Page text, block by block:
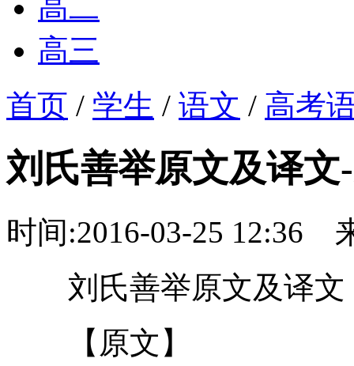
高二
高三
首页 / 学生 / 语文 / 高考
刘氏善举原文及译文
时间:2016-03-25 12:36
刘氏善举原文及译文
【原文】